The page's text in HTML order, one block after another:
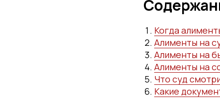
Когда
Алименты на
Алименты на
Алименты на
Что суд
Какие